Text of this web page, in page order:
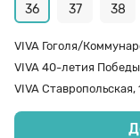
36 37 38
VIVA Гоголя/
VIVA 40-летия
VIVA Ставропольская,
Растяжитель и